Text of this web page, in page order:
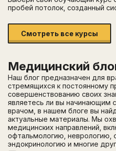
пробей потолок, созданный
Смотреть все курсы
Медицинский
Наш блог предназначен для
стремящихся к постоянному
совершенствованию своих
являетесь ли вы начинающим
врачом, в нашем блоге вы
актуальные материалы. Мы
медицинских направлений,
офтальмологию, неврологию,
эндокринологию и многие